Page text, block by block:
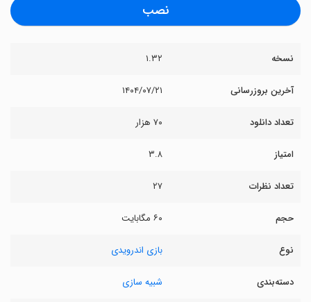
نصب
نسخه ۱.۳۲
آخرین بروزرسانی ۱۴۰۴/۰۷/۲۱
تعداد دانلود ۷۰ هزار
امتیاز ۳.۸
تعداد نظرات ۲۷
حجم ۶۰ مگابایت
نوع بازی اندرویدی
دسته‌بندی شبیه سازی